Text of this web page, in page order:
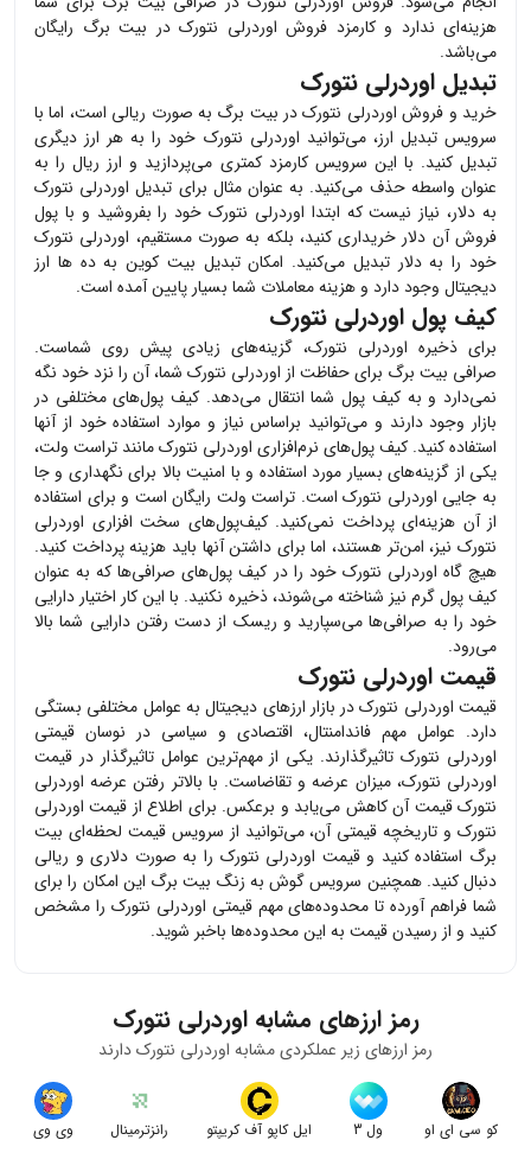
هزینه‌ای ندارد و کارمزد فروش اوردرلی نتورک در بیت برگ رایگان
می‌باشد.
تبدیل اوردرلی نتورک
خرید و فروش اوردرلی نتورکدر بیت برگ به صورت ریالی است، اما با
سرویس تبدیل ارز، می‌توانید اوردرلی نتورک خود را به هر ارز دیگری
تبدیل کنید. با این سرویس کارمزد کمتری می‌پردازید و ارز ریال را به
عنوان واسطه حذف می‌کنید. به عنوان مثال برای تبدیل اوردرلی نتورک
به دلار، نیاز نیست که ابتدا اوردرلی نتورکخود را بفروشید و با پول
فروش آن دلار خریداری کنید، بلکه به صورت مستقیم، اوردرلی نتورک
خود را به دلار تبدیل می‌کنید. امکان تبدیل بیت کوین به ده ها ارز
دیجیتال وجود دارد و هزینه معاملات شما بسیار پایین آمده است.
کیف پول اوردرلی نتورک
برای ذخیره اوردرلی نتورک، گزینه‌های زیادی پیش روی شماست.
صرافی بیت برگ برای حفاظت از اوردرلی نتورک شما، آن را نزد خود نگه
نمی‌دارد و به کیف پول شما انتقال می‌دهد. کیف پول‌های مختلفی در
بازار وجود دارند و می‌توانید براساس نیاز و موارد استفاده خود از آنها
استفاده کنید. کیف پول‌های نرم‌افزاری اوردرلی نتورکمانند تراست ولت،
یکی از گزینه‌های بسیار مورد استفاده و با امنیت بالا برای نگهداری و جا
به جایی اوردرلی نتورکاست. تراست ولت رایگان است و برای استفاده
از آن هزینه‌ای پرداخت نمی‌کنید. کیف‌پول‌های سخت افزاری اوردرلی
نتورک نیز، امن‌تر هستند، اما برای داشتن آنها باید هزینه پرداخت کنید.
هیچ گاه اوردرلی نتورک خود را در کیف پول‌های صرافی‌ها که به عنوان
کیف پول گرم نیز شناخته می‌شوند، ذخیره نکنید. با این کار اختیار دارایی
خود را به صرافی‌ها می‌سپارید و ریسک از دست رفتن دارایی شما بالا
می‌رود.
قیمت اوردرلی نتورک
قیمت اوردرلی نتورکدر بازار ارزهای دیجیتال به عوامل مختلفی بستگی
دارد. عوامل مهم فاندامنتال، اقتصادی و سیاسی در نوسان قیمتی
اوردرلی نتورک تاثیرگذارند. یکی از مهم‌ترین عوامل تاثیرگذار در قیمت
اوردرلی نتورک، میزان عرضه و تقاضاست. با بالاتر رفتن عرضه اوردرلی
نتورکقیمت آن کاهش می‌یابد و برعکس. برای اطلاع از قیمت اوردرلی
نتورک و تاریخچه قیمتی آن، می‌توانید از سرویس قیمت لحظه‌ای بیت
برگ استفاده کنید و قیمت اوردرلی نتورک را به صورت دلاری و ریالی
دنبال کنید. همچنین سرویس گوش به زنگ بیت برگ این امکان را برای
شما فراهم آورده تا محدوده‌های مهم قیمتی اوردرلی نتورک را مشخص
کنید و از رسیدن قیمت به این محدوده‌ها باخبر شوید.
رمز ارزهای مشابهاوردرلی نتورک
رمز ارزهای زیر عملکردی مشابه اوردرلی نتورکدارند
کو سی ای او ول 3 ایل کاپو آف کریپتو رانزترمینال وی وی